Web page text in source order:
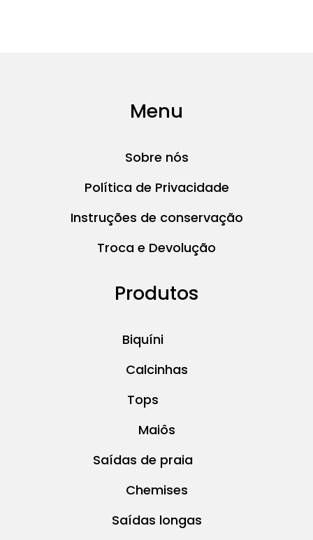
Menu
Sobre nós
Política de Privacidade
Instruções de conservação
Troca e Devolução
Produtos
Biquíni
Calcinhas
Tops
Maiôs
Saídas de praia
Chemises
Saídas longas